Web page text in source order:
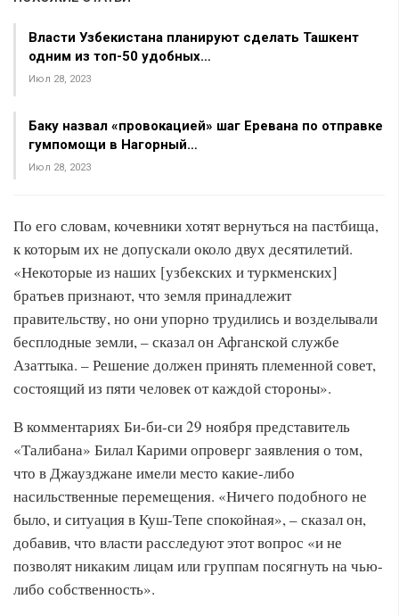
Власти Узбекистана планируют сделать Ташкент
одним из топ-50 удобных…
Июл 28, 2023
Баку назвал «провокацией» шаг Еревана по отправке
гумпомощи в Нагорный…
Июл 28, 2023
По его словам, кочевники хотят вернуться на пастбища,
к которым их не допускали около двух десятилетий.
«Некоторые из наших [узбекских и туркменских]
братьев признают, что земля принадлежит
правительству, но они упорно трудились и возделывали
бесплодные земли, – сказал он Афганской службе
Азаттыка. – Решение должен принять племенной совет,
состоящий из пяти человек от каждой стороны».
В комментариях Би-би-си 29 ноября представитель
«Талибана» Билал Карими опроверг заявления о том,
что в Джаузджане имели место какие-либо
насильственные перемещения. «Ничего подобного не
было, и ситуация в Куш-Тепе спокойная», – сказал он,
добавив, что власти расследуют этот вопрос «и не
позволят никаким лицам или группам посягнуть на чью-
либо собственность».